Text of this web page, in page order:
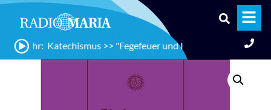
Uhr: Katechismus >> "Fegefeuer und Hölle (KKK 1030-